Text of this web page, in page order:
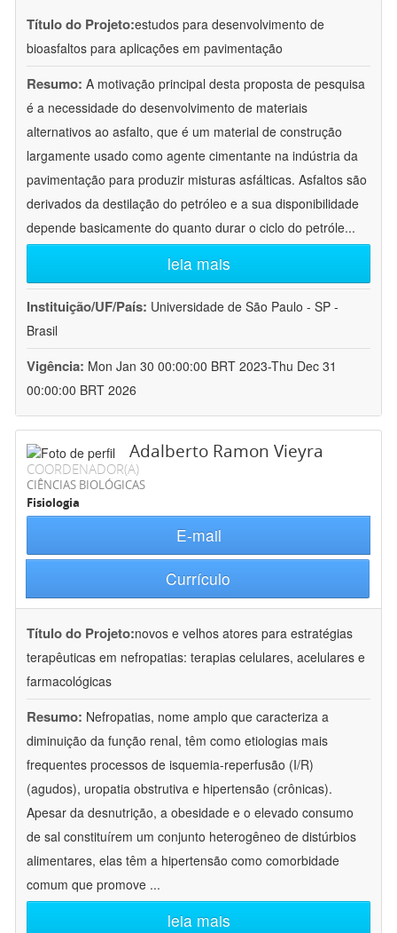
Título do Projeto:estudos para desenvolvimento de
bioasfaltos para aplicações em pavimentação
Resumo: A motivação principal desta proposta de pesquisa
é a necessidade do desenvolvimento de materiais
alternativos ao asfalto, que é um material de construção
largamente usado como agente cimentante na indústria da
pavimentação para produzir misturas asfálticas. Asfaltos são
derivados da destilação do petróleo e a sua disponibilidade
depende basicamente do quanto durar o ciclo do petróle...
leia mais
Instituição/UF/País: Universidade de São Paulo - SP -
Brasil
Vigência: Mon Jan 30 00:00:00 BRT 2023-Thu Dec 31
00:00:00 BRT 2026
Adalberto Ramon Vieyra
COORDENADOR(A)
CIÊNCIAS BIOLÓGICAS
Fisiologia
E-mail
Currículo
Título do Projeto:novos e velhos atores para estratégias
terapêuticas em nefropatias: terapias celulares, acelulares e
farmacológicas
Resumo: Nefropatias, nome amplo que caracteriza a
diminuição da função renal, têm como etiologias mais
frequentes processos de isquemia-reperfusão (I/R)
(agudos), uropatia obstrutiva e hipertensão (crônicas).
Apesar da desnutrição, a obesidade e o elevado consumo
de sal constituírem um conjunto heterogêneo de distúrbios
alimentares, elas têm a hipertensão como comorbidade
comum que promove ...
leia mais